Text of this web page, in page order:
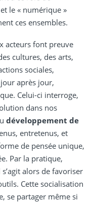
le « numérique »
ces ensembles.
acteurs font preuve
cultures, des arts,
sociales,
après jour,
Celui-ci interroge,
dans nos
développement de
entretenus, et
de pensée unique,
Par la pratique,
alors de favoriser
Cette socialisation
se partager même si